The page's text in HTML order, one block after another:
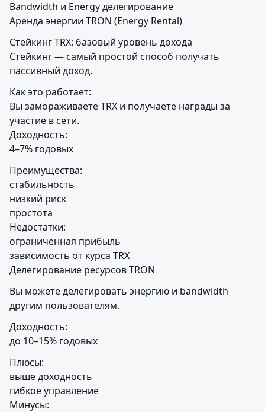
Bandwidth и Energy делегирование
Аренда энергии TRON (Energy Rental)
Стейкинг TRX: базовый уровень дохода
Стейкинг — самый простой способ получать
пассивный доход.
Как это работает:
Вы замораживаете TRX и получаете награды за
участие в сети.
Доходность:
4–7% годовых
Преимущества:
стабильность
низкий риск
простота
Недостатки:
ограниченная прибыль
зависимость от курса TRX
Делегирование ресурсов TRON
Вы можете делегировать энергию и bandwidth
другим пользователям.
Доходность:
до 10–15% годовых
Плюсы:
выше доходность
гибкое управление
Минусы: